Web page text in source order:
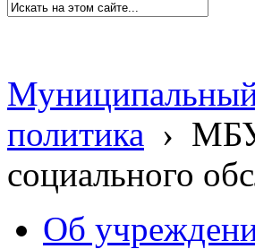
Муниципальный
политика ›
социального
Об